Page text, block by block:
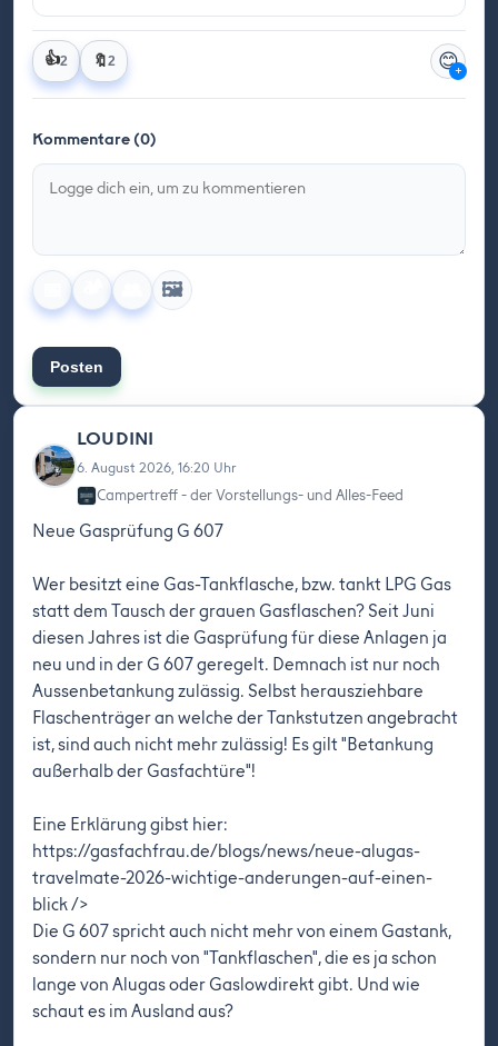
👍2 🔖2 😊+
Kommentare (0)
🖼️
Posten
LOUDINI
6. August 2026, 16:20 Uhr
Campertreff - der Vorstellungs- und Alles-Feed
Neue Gasprüfung G 607
Wer besitzt eine Gas-Tankflasche, bzw. tankt LPG Gas
statt dem Tausch der grauen Gasflaschen? Seit Juni
diesen Jahres ist die Gasprüfung für diese Anlagen ja
neu und in der G 607 geregelt. Demnach ist nur noch
Aussenbetankung zulässig. Selbst herausziehbare
Flaschenträger an welche der Tankstutzen angebracht
ist, sind auch nicht mehr zulässig! Es gilt "Betankung
außerhalb der Gasfachtüre"!
Eine Erklärung gibst hier:
https://gasfachfrau.de/blogs/news/neue-alugas-
travelmate-2026-wichtige-anderungen-auf-einen-
blick/>
Die G 607 spricht auch nicht mehr von einem Gastank,
sondern nur noch von "Tankflaschen", die es ja schon
lange von Alugas oder Gaslowdirekt gibt. Und wie
schaut es im Ausland aus?